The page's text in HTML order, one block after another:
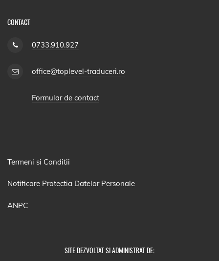
CONTACT
0733.910.927
office@toplevel-traduceri.ro
Formular de contact
Termeni si Conditii
Notificare Protectia Datelor Personale
ANPC
SITE DEZVOLTAT SI ADMINISTRAT DE: